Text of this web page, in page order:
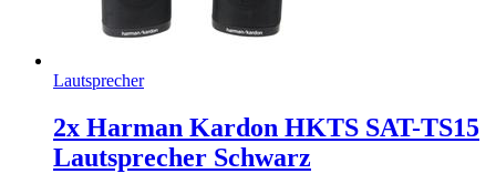
Lautsprecher
2x Harman Kardon HKTS SAT-TS15
Lautsprecher Schwarz